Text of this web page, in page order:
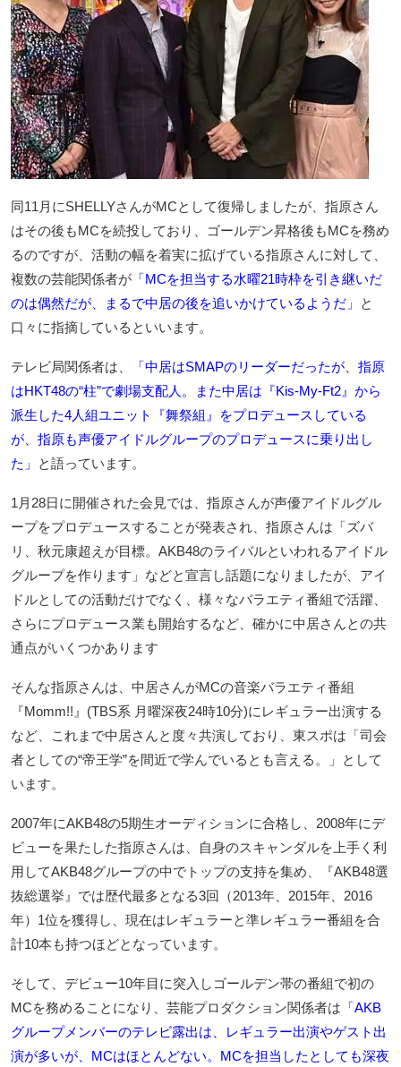
同11月にSHELLYさんがMCとして復帰しましたが、指原さん
はその後もMCを続投しており、ゴールデン昇格後もMCを務め
るのですが、活動の幅を着実に拡げている指原さんに対して、
複数の芸能関係者が 「MCを担当する水曜21時枠を引き継いだ
のは偶然だが、まるで中居の後を追いかけているようだ」
と
口々に指摘しているといいます。
テレビ局関係者は、
「中居はSMAPのリーダーだったが、指原
はHKT48の“柱”で劇場支配人。また中居は『Kis-My-Ft2』から
派生した4人組ユニット『舞祭組』をプロデュースしている
が、指原も声優アイドルグループのプロデュースに乗り出し
た」
と語っています。
1月28日に開催された会見では、指原さんが声優アイドルグル
ープをプロデュースすることが発表され、指原さんは「ズバ
リ、秋元康超えが目標。AKB48のライバルといわれるアイドル
グループを作ります」などと宣言し話題になりましたが、アイ
ドルとしての活動だけでなく、様々なバラエティ番組で活躍、
さらにプロデュース業も開始するなど、確かに中居さんとの共
通点がいくつかあります
そんな指原さんは、中居さんがMCの音楽バラエティ番組
『Momm!!』(TBS系 月曜深夜24時10分)にレギュラー出演する
など、これまで中居さんと度々共演しており、東スポは「司会
者としての“帝王学”を間近で学んでいるとも言える。」として
います。
2007年にAKB48の5期生オーディションに合格し、2008年にデ
ビューを果たした指原さんは、自身のスキャンダルを上手く利
用してAKB48グループの中でトップの支持を集め、『AKB48選
抜総選挙』では歴代最多となる3回（2013年、2015年、2016
年）1位を獲得し、現在はレギュラーと準レギュラー番組を合
計10本も持つほどとなっています。
そして、デビュー10年目に突入しゴールデン帯の番組で初の
MCを務めることになり、芸能プロダクション関係者は 「AKB
グループメンバーのテレビ露出は、レギュラー出演やゲスト出
演が多いが、MCはほとんどない。MCを担当したとしても深夜